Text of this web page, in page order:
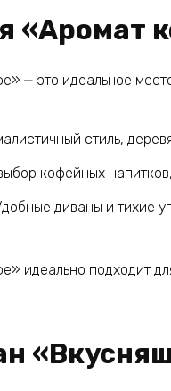
«Аромат
⎼ это идеальное
стиль,
кофейных
диваны и тихие
идеально подходит